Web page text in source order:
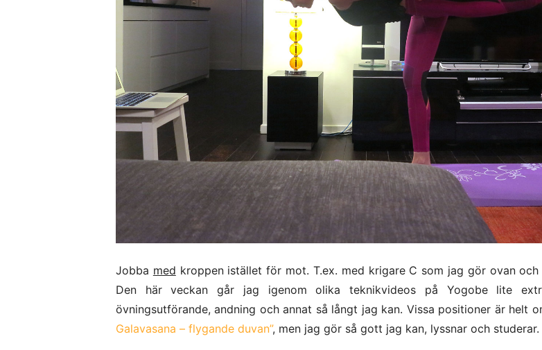
Jobba med kroppen istället för mot. T.ex. med krigare C som jag gör ovan och
Den här veckan går jag igenom olika teknikvideos på Yogobe lite
övningsutförande, andning och annat så långt jag kan. Vissa positioner är helt
Galavasana – flygande duvan”, men jag gör så gott jag kan, lyssnar och studerar.